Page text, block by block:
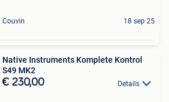
Couvin 18 sep 25
Native Instruments Komplete Kontrol
S49 MK2
€ 230,00 Details